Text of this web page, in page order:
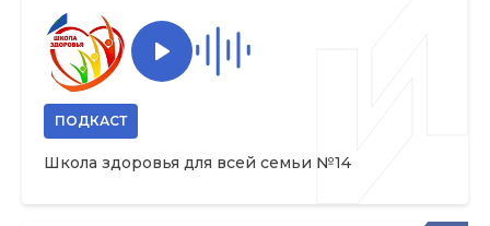
ПОДКАСТ
Школа здоровья для всей семьи №14